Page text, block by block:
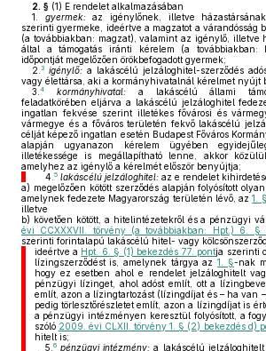
2. § (1) E rendelet alkalmazásában
1.
gyermek:az igénylőnek, illetve
szerinti gyermeke, ideértve a magzatot a várandósság
(a továbbiakban: magzat), valamint az igénylő, illetve
által a támogatás iránti kérelem (a továbbiakban:
időpontját megelőzően örökbefogadott gyermek;
2. 3 igénylő: a lakáscélú jelzáloghitel-szerződés
vagy élettársa, aki a kormányhivatalnál kérelmet nyújt
3. 4 kormányhivatal:a lakáscélú állami
feladatkörében eljárva a lakáscélú jelzáloghitel
ingatlan fekvése szerint illetékes fővárosi és
vármegye és a főváros területén fekvő lakáscélú
célját képező ingatlan esetén Budapest Főváros
alapján ugyanazon kérelem ügyében
illetékessége is megállapítható lenne, akkor
amelyhez az igénylő a kérelmét először benyújtja;
4. 5 lakáscélú jelzáloghitel:az e rendelet
a) megelőzően kötött szerződés alapján folyósított
amelynek fedezete Magyarország területén lévő, az1. §
illetve
b) követően kötött, a hitelintézetekről és a pénzügyi
évi CCXXXVII. törvény (a továbbiakban: Hpt.) 6. §
szerinti forintalapú lakáscélú hitel- vagy
ideértve a Hpt. 6. § (1) bekezdés 77. pontja szerinti
lízingszerződést is, amelynek tárgya az1. §-nak
hogy ez esetben ahol e rendelet jelzáloghitelt
pénzügyi lízinget, ahol adóst említ, ott a
említ, azon a lízingtartozást (lízingdíjat és – ha van
pedig törlesztőrészletet említ, azon a lízingdíjat is
a pénzügyi intézményen keresztül folyósított, a
szóló 2009. évi CLXII. törvény 1. § (2) bekezdés d)
hitelt is;
5. 6 pénzügyi intézmény: a lakáscélú